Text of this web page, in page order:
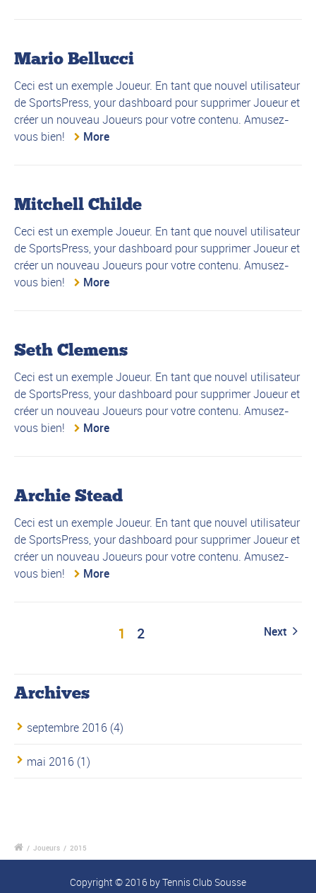
Mario Bellucci
Ceci est un exemple Joueur. En tant que nouvel utilisateur
de SportsPress, your dashboard pour supprimer Joueur et
créer un nouveau Joueurs pour votre contenu. Amusez-
vous bien!
More
Mitchell Childe
Ceci est un exemple Joueur. En tant que nouvel utilisateur
de SportsPress, your dashboard pour supprimer Joueur et
créer un nouveau Joueurs pour votre contenu. Amusez-
vous bien!
More
Seth Clemens
Ceci est un exemple Joueur. En tant que nouvel utilisateur
de SportsPress, your dashboard pour supprimer Joueur et
créer un nouveau Joueurs pour votre contenu. Amusez-
vous bien!
More
Archie Stead
Ceci est un exemple Joueur. En tant que nouvel utilisateur
de SportsPress, your dashboard pour supprimer Joueur et
créer un nouveau Joueurs pour votre contenu. Amusez-
vous bien!
More
1 2 Next
Archives
septembre 2016 (4)
mai 2016 (1)
/ Joueurs / 2015
Copyright © 2016 byTennis Club Sousse